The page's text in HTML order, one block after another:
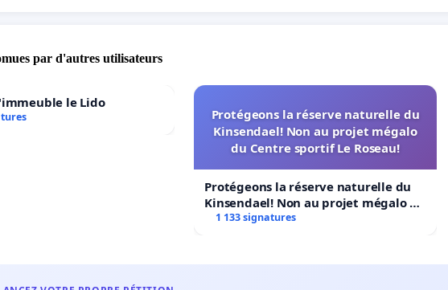
par d'autres utilisateurs
le Lido
Protégeons la réserve naturelle du
Kinsendael! Non au projet mégalo
du Centre sportif Le Roseau!
Protégeons la réserve naturelle du
Kinsendael! Non au projet mégalo du
Centre sportif Le Roseau!
1 133 signatures